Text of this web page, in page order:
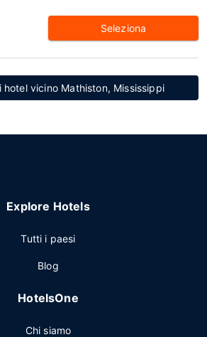
Seleziona
hotel vicino Mathiston, Mississippi
Explore Hotels
Tutti i paesi
Blog
HotelsOne
Chi siamo